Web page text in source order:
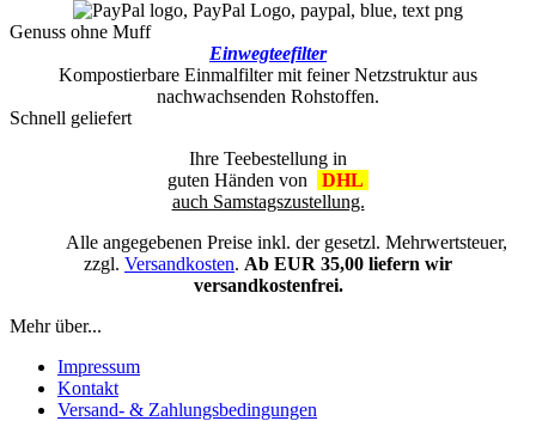
Genuss ohne Muff
Einwegteefilter
Kompostierbare Einmalfilter mit feiner Netzstruktur aus
nachwachsenden Rohstoffen.
Schnell geliefert
Ihre Teebestellung in
guten Händen von
DHL
auch Samstagszustellung.
Alle angegebenen Preise inkl. der gesetzl. Mehrwertsteuer,
zzgl. Versandkosten. Ab EUR 35,00 liefern wir
versandkostenfrei.
Mehr über...
Impressum
Kontakt
Versand- & Zahlungsbedingungen